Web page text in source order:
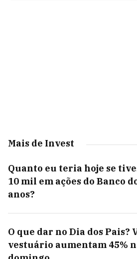
Mais de Invest
Quanto eu teria hoje se
10 mil em ações do Banco
anos?
O que dar no Dia dos Pais?
vestuário aumentam 45%